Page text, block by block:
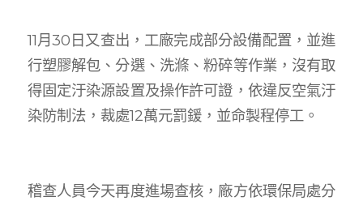
11月30日又查出，工廠完成部分設備配置，並進
行塑膠解包、分選、洗滌、粉碎等作業，沒有取
得固定汙染源設置及操作許可證，依違反空氣汙
染防制法，裁處12萬元罰鍰，並命製程停工。
稽查人員今天再度進場查核，廠方依環保局處分